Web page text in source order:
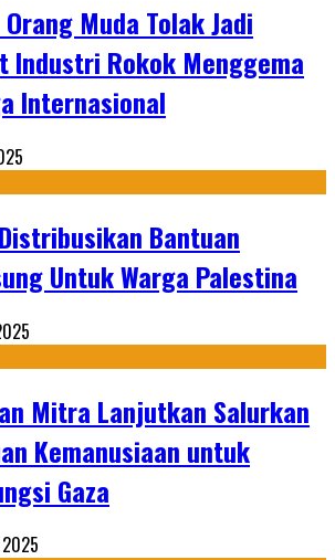
Muda Tolak Jadi
Industri Rokok Menggema
Internasional
Bantuan
Untuk Warga Palestina
Mitra Lanjutkan Salurkan
Kemanusiaan untuk
Gaza